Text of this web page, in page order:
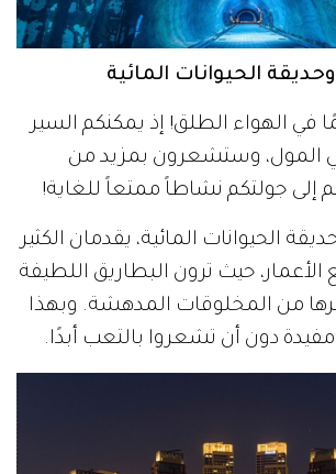
في الهواء الطلق! إذ يمكنكم السير
المول، وستشعرون بمزيد من
إلى جولتكم نشاطاً ممتعاً للغاية!
الحيوانات المائية، يقدمان الكثير
حيث ترون البطاريق اللطيفة
من المخلوقات المدهشة. وبهذا
دون أن تشعروا بالتعب أبدًا.